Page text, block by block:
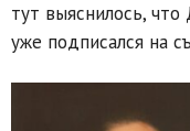
тут выяснилось,
уже подписался на